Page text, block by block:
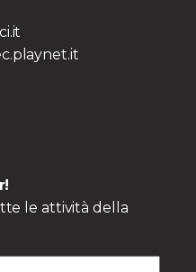
le attività della